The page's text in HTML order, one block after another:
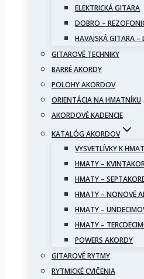
ELEKTRICKÁ GITARA
DOBRO –
HAVAJSKÁ GITARA –
GITAROVÉ TECHNIKY
BARRÉ AKORDY
POLOHY AKORDOV
ORIENTÁCIA NA HMATNÍKU
AKORDOVÉ KADENCIE
KATALÓG AKORDOV
VYSVETLÍVKY K
HMATY –
HMATY –
HMATY – NONOVÉ
HMATY –
HMATY –
POWERS AKORDY
GITAROVÉ RYTMY
RYTMICKÉ CVIČENIA